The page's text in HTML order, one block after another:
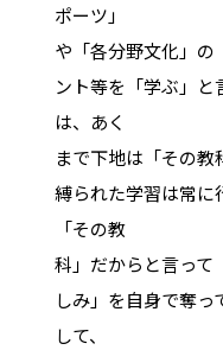
ポーツ」
や「各分野文化」の
ント等を「学ぶ」
は、あく
まで下地は「その
縛られた学習は常に
「その教
科」だからと言って
しみ」を自身で奪
して、